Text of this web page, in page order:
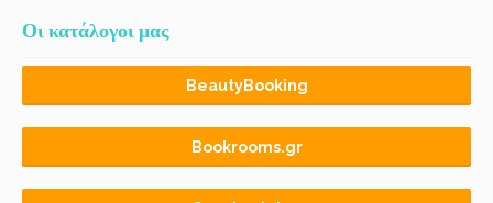
Οι κατάλογοι μας
BeautyBooking
Bookrooms.gr